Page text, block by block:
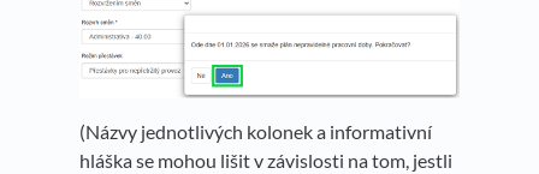
(Názvy jednotlivých kolonek a informativní
hláška se mohou lišit v závislosti na tom, jestli